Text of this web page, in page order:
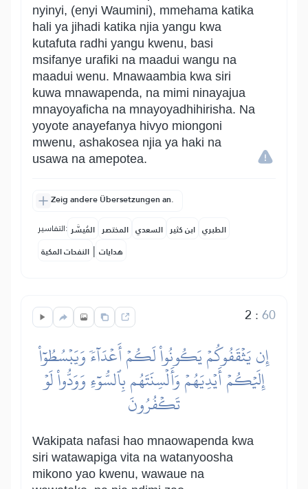
nyinyi, (enyi Waumini), mmehama katika
hali ya jihadi katika njia yangu kwa
kutafuta radhi yangu kwenu, basi
msifanye urafiki na maadui wangu na
maadui wenu. Mnawaambia kwa siri
kuwa mnawapenda, na mimi ninayajua
mnayoyaficha na mnayoyadhihirisha. Na
yoyote anayefanya hivyo miongoni
mwenu, ashakosea njia ya haki na
usawa na amepotea.
Zeig andere Übersetzungen an.
التفاسير: المُيسَّر المختصر السعدي ابن كثير الطبري
النفحات المكية | هدايات
2 :60
إِن يَثۡقَفُوكُمۡ يَكُونُواْ لَكُمۡ أَعۡدَآءٗ وَيَبۡسُطُوٓاْ
إِلَيۡكُمۡ أَيۡدِيَهُمۡ وَأَلۡسِنَتَهُم بِٱلسُّوٓءِ وَوَدُّواْ لَوۡ
تَكۡفُرُونَ
Wakipata nafasi hao mnaowapenda kwa
siri watawapiga vita na watanyoosha
mikono yao kwenu, wawaue na